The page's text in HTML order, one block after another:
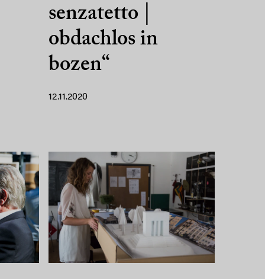
senzatetto |
obdachlos in
bozen“
12.11.2020